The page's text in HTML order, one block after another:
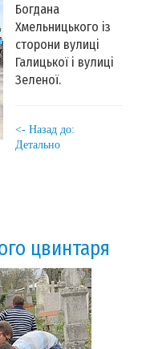
Богдана
Хмельницького із
сторони вулиці
Галицької і вулиці
Зеленої.
<- Назад до:
Детально
цвинтаря